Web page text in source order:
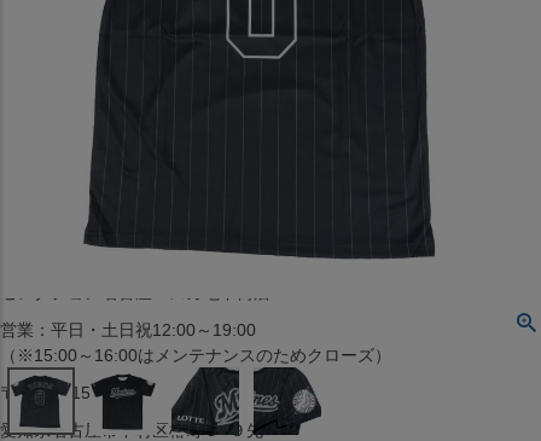
JR水道橋駅西口店
営業：土・日・祝日のみ 12:00-18:00
東京都千代田区神田三崎町２丁目２２−１ 1F
営業：平日・土日祝12:00～19:00
（※15:00～16:00はメンテナンスのためクローズ）
〒453-0015
愛知県名古屋市中村区椿町６−９先